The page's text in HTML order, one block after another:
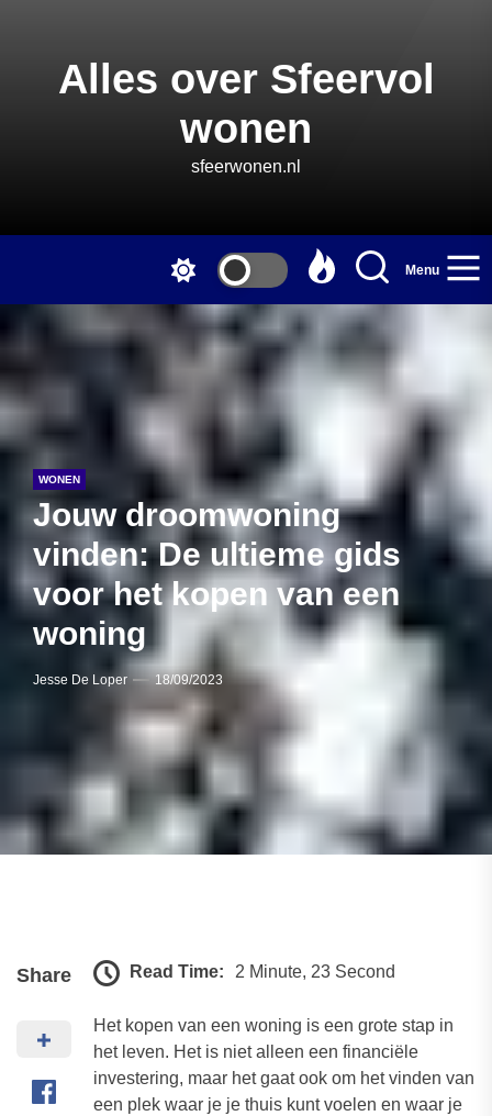
Alles over Sfeervol
wonen
sfeerwonen.nl
Menu
WONEN
Jouw droomwoning
vinden: De ultieme gids
voor het kopen van een
woning
Jesse De Loper 18/09/2023
Share Read Time: 2 Minute, 23 Second
Het kopen van een woning is een grote stap in
het leven. Het is niet alleen een financiële
investering, maar het gaat ook om het vinden van
een plek waar je je thuis kunt voelen en waar je